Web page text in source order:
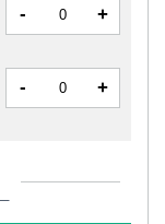
- +
- +